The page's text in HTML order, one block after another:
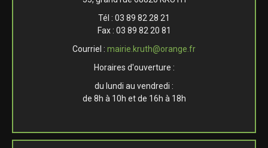
Tél : 03 89 82 28 21
Fax : 03 89 82 20 81
Courriel : mairie.kruth@orange.fr
Horaires d'ouverture :
du lundi au vendredi :
de 8h à 10h et de 16h à 18h